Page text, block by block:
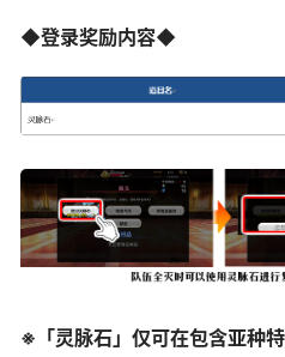
◆登录奖励内容◆
※「灵脉石」仅可在包含亚种